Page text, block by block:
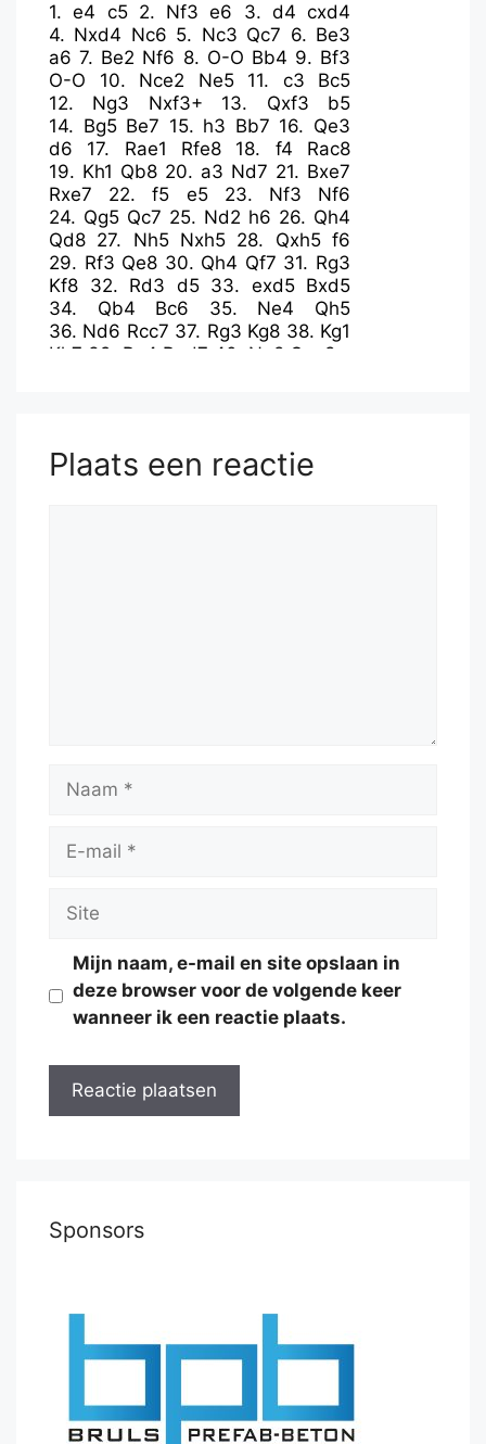
1.e4 c5 2. Nf3 e6 3. d4 cxd4
4. Nxd4 Nc6 5. Nc3 Qc7 6. Be3
a6 7. Be2 Nf6 8. O-O Bb4 9. Bf3
O-O
10. Nce2 Ne5 11. c3
Bc5
12. Ng3 Nxf3+ 13. Qxf3
b5
14. Bg5 Be7 15. h3 Bb7 16. Qe3
d6
17. Rae1 Rfe8 18. f4
Rac8
19. Kh1 Qb8 20. a3 Nd7 21. Bxe7
Rxe7
22.f5 e5 23. Nf3
Nf6
24. Qg5 Qc7 25. Nd2 h6 26. Qh4
Qd8 27. Nh5 Nxh5 28. Qxh5 f6
29. Rf3 Qe8 30. Qh4 Qf7 31. Rg3
Kf8 32. Rd3 d5 33. exd5 Bxd5
34. Qb4 Bc6 35. Ne4
Qh5
36. Nd6 Rcc7 37. Rg3 Kg8 38. Kg1
Kh7 39. Rg4 Red7 40. Ne8 Qxe8
Plaats een reactie
Naam
Site
Mijn naam, e-mail en site opslaan in
deze browser voor de volgende keer
wanneer ik een reactie plaats.
Sponsors